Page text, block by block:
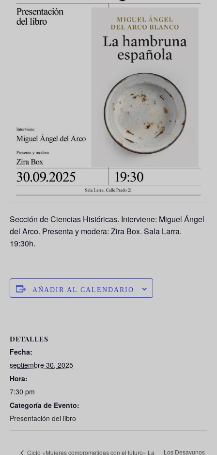
Sección de Ciencias Históricas. Interviene: Miguel Ángel
del Arco. Presenta y modera: Zira Box. Sala Larra.
19:30h.
AÑADIR AL CALENDARIO
DETALLES
Fecha:
septiembre 30, 2025
Hora:
7:30 pm
Categoría de Evento:
Presentación del libro
Ciclo «Mujeres comprometidas con el futuro» La Los Desayunos